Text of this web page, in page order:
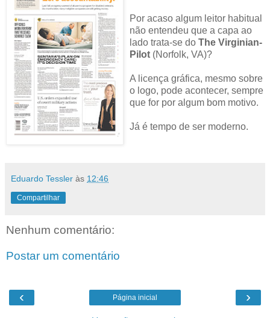
Por acaso algum leitor habitual
não entendeu que a capa ao
lado trata-se do The Virginian-
Pilot (Norfolk, VA)?
A licença gráfica, mesmo sobre
o logo, pode acontecer, sempre
que for por algum bom motivo.
Já é tempo de ser moderno.
Eduardo Tessler às 12:46
Compartilhar
Nenhum comentário:
Postar um comentário
‹ ›
Página inicial